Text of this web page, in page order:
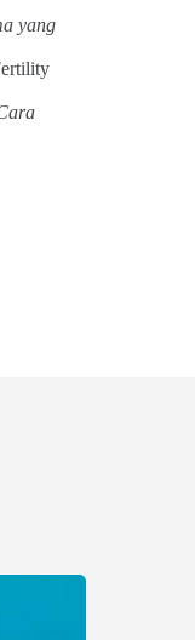
yang